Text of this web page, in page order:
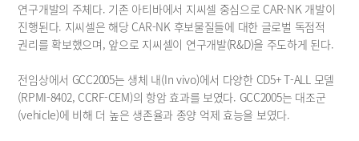
연구개발의 주체다. 기존 아티바에서 지씨셀 중심으로 CAR-NK 개발이
진행된다. 지씨셀은 해당 CAR-NK 후보물질들에 대한 글로벌 독점적
권리를 확보했으며, 앞으로 지씨셀이 연구개발(R&D)을 주도하게 된다.
전임상에서 GCC2005는 생체 내(In vivo)에서 다양한 CD5+ T-ALL 모델
(RPMI-8402, CCRF-CEM)의 항암 효과를 보였다. GCC2005는 대조군
(vehicle)에 비해 더 높은 생존율과 종양 억제 효능을 보였다.